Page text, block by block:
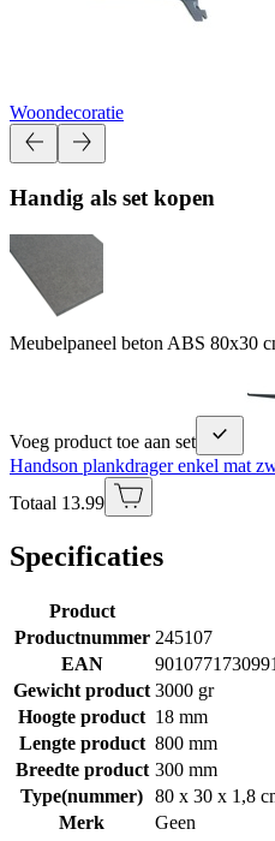
Woondecoratie
Handig als set kopen
Meubelpaneel beton ABS 80x30
Voeg product toe aan set
Handson plankdrager enkel mat
Totaal 13.99
Specificaties
Product
Productnummer 245107
EAN
9010771730991
Gewicht product 3000 gr
Hoogte product 18 mm
Lengte product 800 mm
Breedte product 300 mm
Type(nummer) 80 x 30 x 1,8
Merk
Geen